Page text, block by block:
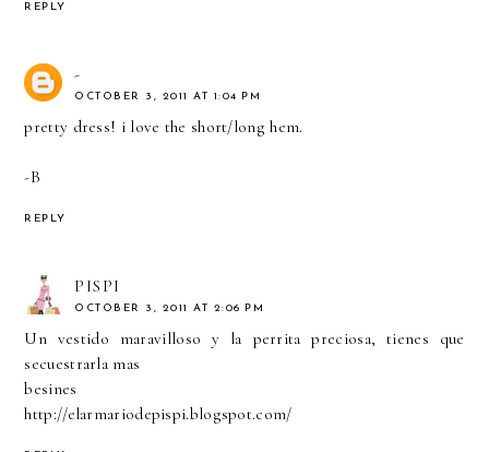
REPLY
-
OCTOBER 3, 2011 AT 1:04 PM
pretty dress! i love the short/long hem.
-B
REPLY
PISPI
OCTOBER 3, 2011 AT 2:06 PM
Un vestido maravilloso y la perrita preciosa, tienes que
secuestrarla mas
besines
http://elarmariodepispi.blogspot.com/